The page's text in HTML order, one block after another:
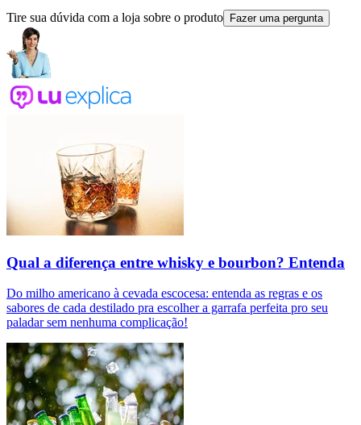
Tire sua dúvida com a loja sobre o produto Fazer uma pergunta
Qual a diferença entre whisky e bourbon? Entenda
Do milho americano à cevada escocesa: entenda as regras e os
sabores de cada destilado pra escolher a garrafa perfeita pro seu
paladar sem nenhuma complicação!